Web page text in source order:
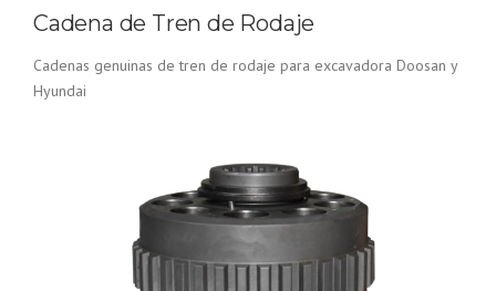
Cadena de Tren de Rodaje
Cadenas genuinas de tren de rodaje para excavadora Doosan y
Hyundai